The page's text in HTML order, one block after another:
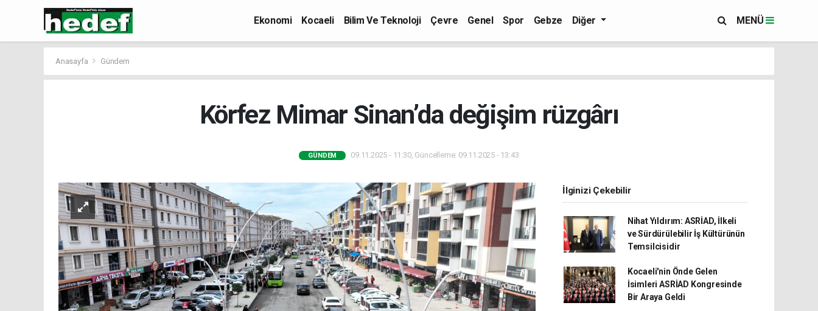
Ekonomi Kocaeli Bilim Ve Teknoloji Çevre Genel Spor Gebze Diğer MENÜ
Anasayfa Gündem
Körfez Mimar Sinan’da değişim rüzgârı
GÜNDEM 09.11.2025 - 11:30, Güncelleme: 09.11.2025 - 13:43
İlginizi Çekebilir
Nihat Yıldırım: ASRİAD, İlkeli
ve Sürdürülebilir İş Kültürünün
Temsilcisidir
Kocaeli'nin Önde Gelen
İsimleri ASRİAD Kongresinde
Bir Araya Geldi